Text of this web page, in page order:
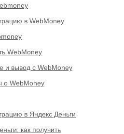
в WebMoney
WebMoney
и вывод с WebMoney
о WebMoney
в Яндекс Деньги
как получить